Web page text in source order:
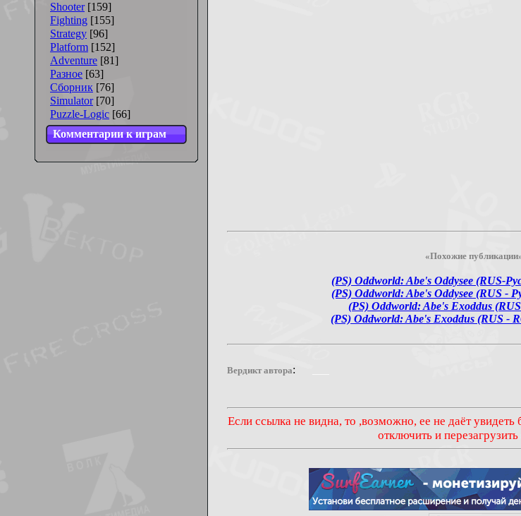
Shooter [159]
Fighting [155]
Strategy [96]
Platform [152]
Adventure [81]
Разное [63]
Сборник [76]
Simulator [70]
Puzzle-Logic [66]
Комментарии к играм
«Похожие
(PS) Oddworld: Abe's Oddysee (RUS-
(PS) Oddworld: Abe's Oddysee (RUS -
(PS) Oddworld: Abe's Exoddus
(PS) Oddworld: Abe's Exoddus (RUS -
Вердикт автора:
Если ссылка не видна, то ,возможно, ее не даёт
отключить и перезагрузить